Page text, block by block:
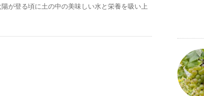
登る頃に土の中の美味しい水と栄養を吸い上